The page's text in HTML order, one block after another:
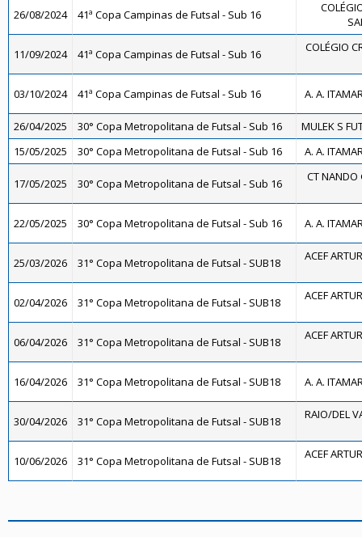
26/08/2024 41ª Copa Campinas de Futsal - Sub 16
11/09/2024 41ª Copa Campinas de Futsal - Sub 16 COLÉGIO
03/10/2024 41ª Copa Campinas de Futsal - Sub 16 A. A.
26/04/2025 30° Copa Metropolitana de Futsal - Sub 16
MULEK S
15/05/2025
30° Copa Metropolitana de Futsal - Sub 16 A. A.
17/05/2025 30° Copa Metropolitana de Futsal - Sub 16 CT NANDO
22/05/2025 30° Copa Metropolitana de Futsal - Sub 16 A. A.
25/03/2026 31° Copa Metropolitana de Futsal - SUB18 ACEF
02/04/2026 31° Copa Metropolitana de Futsal - SUB18 ACEF
06/04/2026 31° Copa Metropolitana de Futsal - SUB18 ACEF
16/04/2026 31° Copa Metropolitana de Futsal - SUB18 A. A.
30/04/2026 31° Copa Metropolitana de Futsal - SUB18 RAIO/DEL
10/06/2026 31° Copa Metropolitana de Futsal - SUB18 ACEF